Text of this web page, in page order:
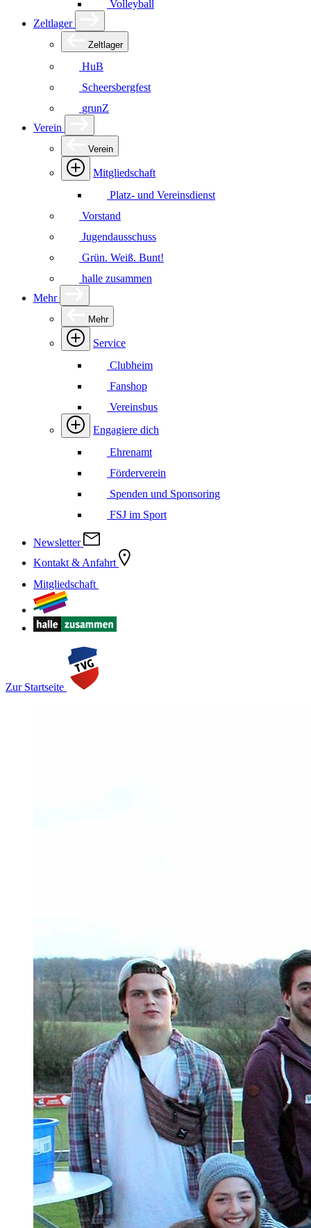
Volleyball
Zeltlager
Zeltlager
HuB
Scheersbergfest
grunZ
Verein
Verein
Mitgliedschaft
Platz- und Vereinsdienst
Vorstand
Jugendausschuss
Grün. Weiß. Bunt!
halle zusammen
Mehr
Mehr
Service
Clubheim
Fanshop
Vereinsbus
Engagiere dich
Ehrenamt
Förderverein
Spenden und Sponsoring
FSJ im Sport
Newsletter
Kontakt & Anfahrt
Mitgliedschaft
Zur Startseite